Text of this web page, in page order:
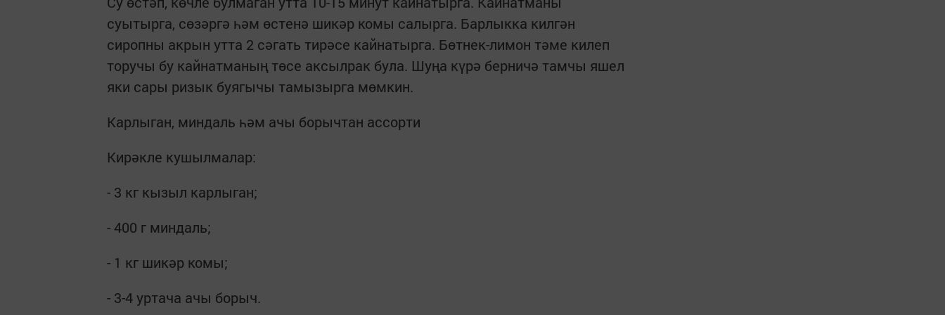
суытырга, сөзәргә һәм өстенә шикәр комы салырга. Барлыкка килгән
сиропны акрын утта 2 сәгать тирәсе кайнатырга. Бөтнек-лимон тәме килеп
торучы бу кайнатманың төсе аксылрак була. Шуңа күрә берничә тамчы яшел
яки сары ризык буягычы тамызырга мөмкин.
Карлыган, миндаль һәм ачы борычтан ассорти
Кирәкле кушылмалар:
- 3 кг кызыл карлыган;
- 400 г миндаль;
- 1 кг шикәр комы;
- 3-4 уртача ачы борыч.